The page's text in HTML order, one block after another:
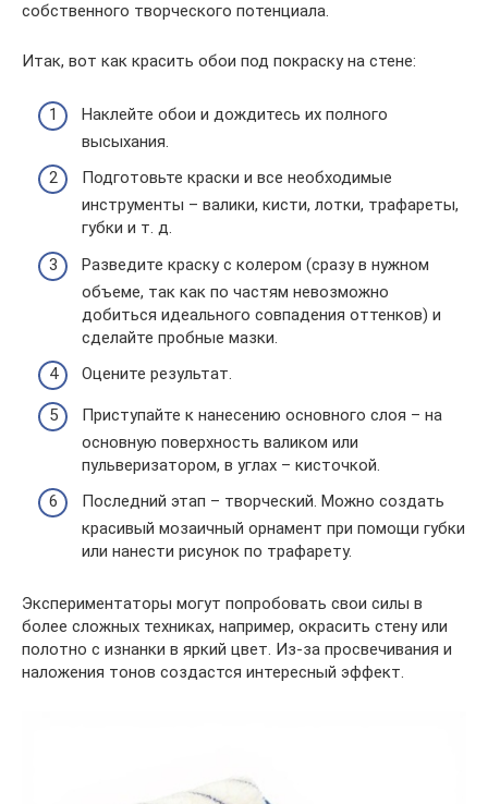
собственного творческого потенциала.
Итак, вот как красить обои под покраску на стене:
Наклейте обои и дождитесь их полного
высыхания.
Подготовьте краски и все необходимые
инструменты – валики, кисти, лотки, трафареты,
губки и т. д.
Разведите краску с колером (сразу в нужном
объеме, так как по частям невозможно
добиться идеального совпадения оттенков) и
сделайте пробные мазки.
Оцените результат.
Приступайте к нанесению основного слоя – на
основную поверхность валиком или
пульверизатором, в углах – кисточкой.
Последний этап – творческий. Можно создать
красивый мозаичный орнамент при помощи губки
или нанести рисунок по трафарету.
Экспериментаторы могут попробовать свои силы в
более сложных техниках, например, окрасить стену или
полотно с изнанки в яркий цвет. Из-за просвечивания и
наложения тонов создастся интересный эффект.